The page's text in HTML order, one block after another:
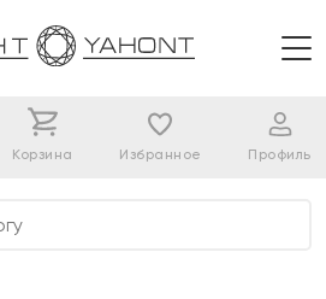
Корзина Избранное Профиль